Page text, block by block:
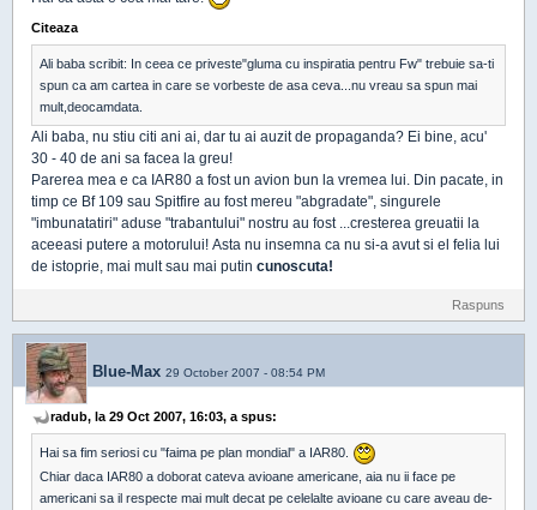
Citeaza
Ali baba scribit: In ceea ce priveste"gluma cu inspiratia pentru Fw" trebuie sa-ti
spun ca am cartea in care se vorbeste de asa ceva...nu vreau sa spun mai
mult,deocamdata.
Ali baba, nu stiu citi ani ai, dar tu ai auzit de propaganda? Ei bine, acu'
30 - 40 de ani sa facea la greu!
Parerea mea e ca IAR80 a fost un avion bun la vremea lui. Din pacate, in
timp ce Bf 109 sau Spitfire au fost mereu "abgradate", singurele
"imbunatatiri" aduse "trabantului" nostru au fost ...cresterea greuatii la
aceeasi putere a motorului! Asta nu insemna ca nu si-a avut si el felia lui
de istoprie, mai mult sau mai putin cunoscuta!
Raspuns
Blue-Max 29 October 2007 - 08:54 PM
radub, la 29 Oct 2007, 16:03, a spus:
Hai sa fim seriosi cu "faima pe plan mondial" a IAR80.
Chiar daca IAR80 a doborat cateva avioane americane, aia nu ii face pe
americani sa il respecte mai mult decat pe celelalte avioane cu care aveau de-